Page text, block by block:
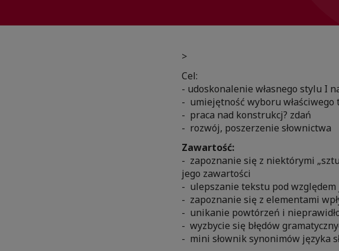
>
Cel:
- udoskonalenie własnego stylu I
- umiejętność wyboru
- praca nad konstrukcj? zdań
- rozwój, poszerzenie słownictwa
Zawartość:
- zapoznanie się z niektórymi
jego zawartości
- ulepszanie tekstu pod względem
- zapoznanie się z elementami
- unikanie powtórzeń i
- wyzbycie się błędów
- mini słownik synonimów języka